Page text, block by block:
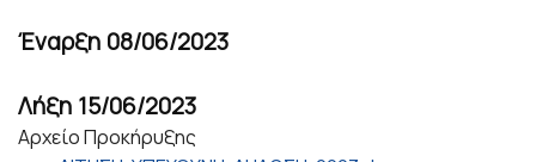
Έναρξη 08/06/2023
Λήξη 15/06/2023
Αρχείο Προκήρυξης